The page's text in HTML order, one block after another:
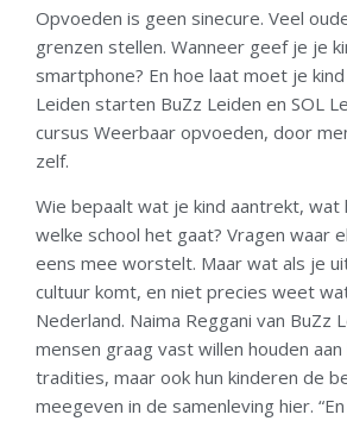
Opvoeden is geen sinecure. Veel
grenzen stellen. Wanneer geef je je
smartphone? En hoe laat moet je
Leiden starten BuZz Leiden en SOL
cursus Weerbaar opvoeden, door
zelf.
Wie bepaalt wat je kind aantrekt,
welke school het gaat? Vragen waar
eens mee worstelt. Maar wat als je
cultuur komt, en niet precies weet wat
Nederland. Naima Reggani van BuZz
mensen graag vast willen houden aan
tradities, maar ook hun kinderen de
meegeven in de samenleving hier.